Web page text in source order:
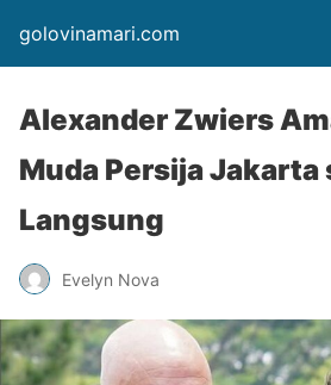
golovinamari.com
Alexander Zwiers
Muda Persija Jakarta
Langsung
Evelyn Nova